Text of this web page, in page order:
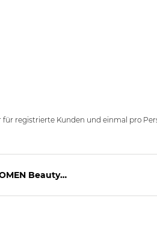
für registrierte Kunden und einmal pro
Beauty